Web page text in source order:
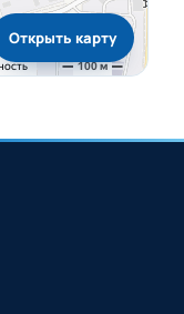
Открыть карту